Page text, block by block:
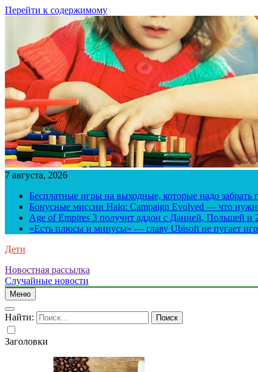
Перейти к содержимому
7 августа, 2026
Бесплатные игры на выходные, которые надо забрать
Бонусные миссии Halo: Campaign Evolved — что
Age of Empires 3 получит аддон с Данией, Польшей
«Есть плюсы и минусы» — главу Ubisoft не пугает
Дети
Новостная рассылка
Случайные новости
Меню
Найти:
Заголовки